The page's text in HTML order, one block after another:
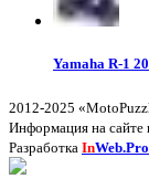
Yamaha R-1
2012-2025
Информация на сайте
Разработка InWeb.Pro